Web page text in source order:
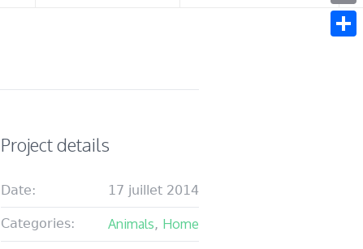
Project details
Date: 17 juillet 2014
Categories: Animals, Home
Email